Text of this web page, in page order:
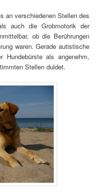
an verschiedenen Stellen des
auch die Grobmotorik der
ob die Berührungen
waren. Gerade autistische
Hundebürste als angenehm,
Stellen duldet.